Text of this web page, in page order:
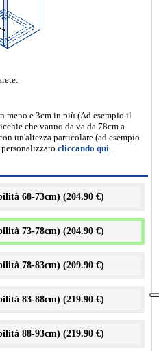
meno e 3cm in più (Ad esempio il
che vanno da va da 78cm a
un'altezza particolare (ad esempio
cliccando qui.
68-73cm) (204.90 €)
73-78cm) (204.90 €)
78-83cm) (209.90 €)
83-88cm) (219.90 €)
88-93cm) (219.90 €)